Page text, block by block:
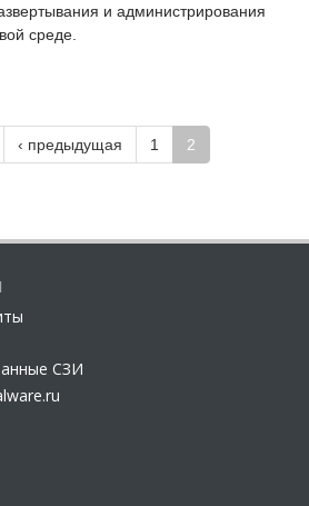
и администрирования
среде.
‹ предыдущая 1 2
СЗИ